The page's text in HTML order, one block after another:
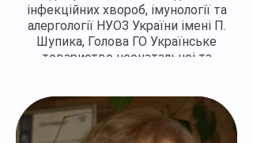
інфекційних хвороб, імунології та
алергології НУОЗ України імені П.
Шупика, Голова ГО Українське
товариство неонатальноі та
Регалії >>>